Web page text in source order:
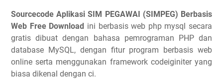
Sourcecode Aplikasi SIM PEGAWAI (SIMPEG) Berbasis
Web Free Download ini berbasis web php mysql secara
gratis dibuatdengan bahasa pemrograman PHP dan
database MySQL, dengan fitur program berbasis web
online serta menggunakan framework codeiginiter yang
biasa dikenal dengan ci.